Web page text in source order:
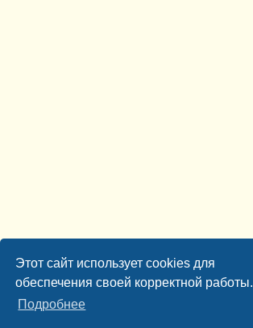
Этот сайт использует cookies для
обеспечения своей корректной работы.
Подробнее